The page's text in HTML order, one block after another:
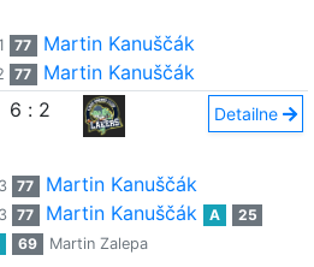
77 Martin Kanuščák
77
Martin Kanuščák
6 : 2 Detailne
77 Martin Kanuščák
77 Martin Kanuščák A
25
69 Martin Zalepa